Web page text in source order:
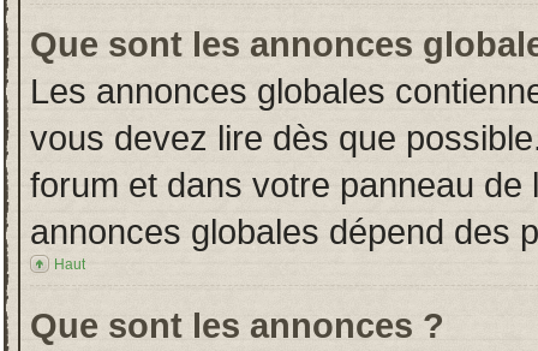
Que sont les annonces
Les annonces globales
vous devez lire dès que
forum et dans votre panneau de
annonces globales dépend des
Haut
Que sont les annonces ?